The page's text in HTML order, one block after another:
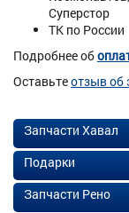
Суперстор
ТК по России
Подробнее об
Оставьтеотзыв об
Запчасти Хавал
Подарки
Запчасти Рено